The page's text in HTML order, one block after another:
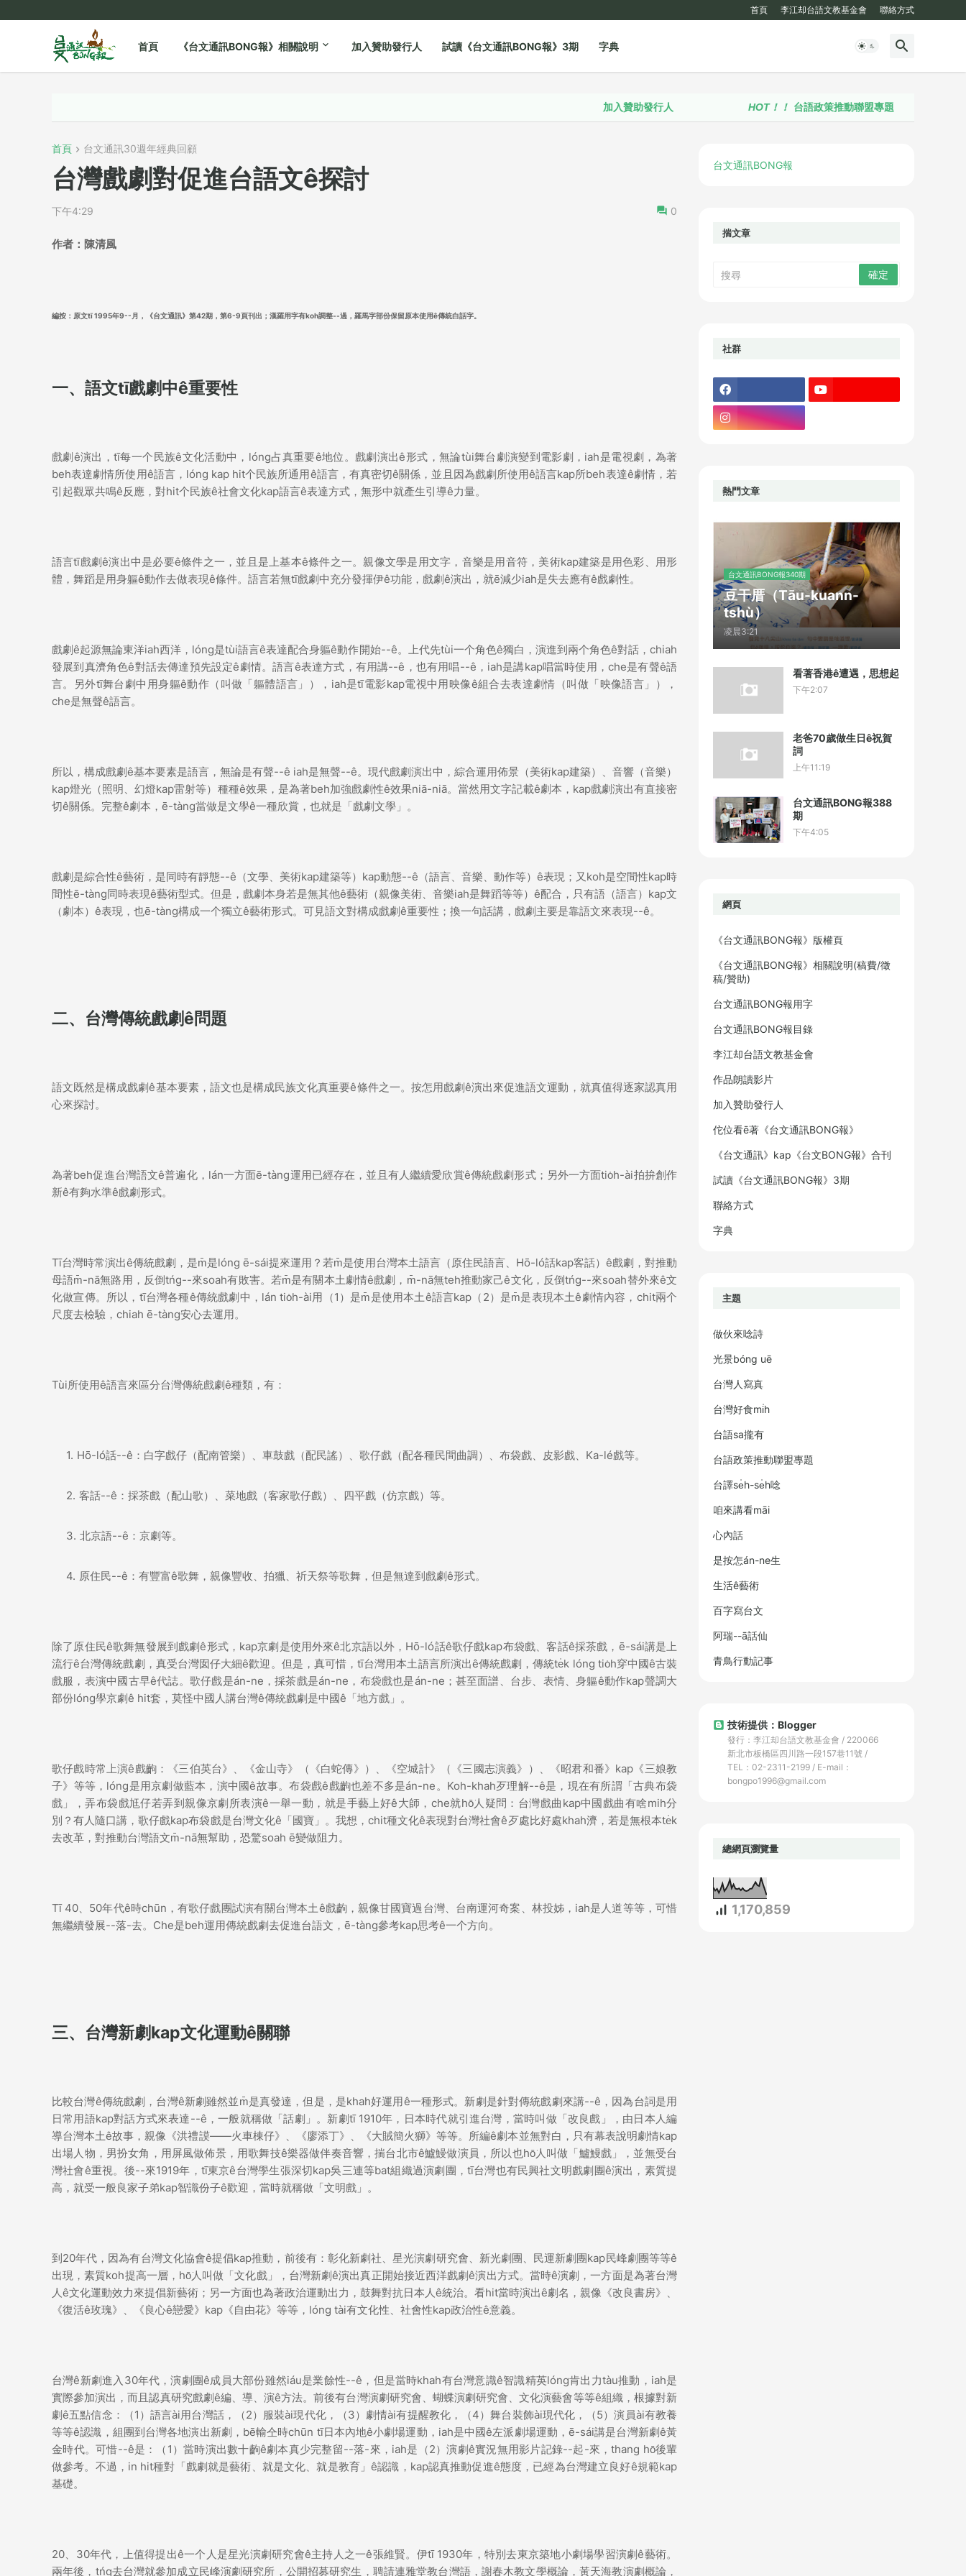
首頁 李江却台語文教基金會 聯絡方式
首頁 《台文通訊BONG報》相關說明 加入贊助發行人 試讀《台文通訊BONG報》3期 字典
加入贊助發行人 台語政策推動聯盟專題
首頁 台文通訊30週年經典回顧
台灣戲劇對促進台語文ê探討
下午4:29 0
作者：陳清風
編按：原文tī 1995年9--月，《台文通訊》第42期，第6-9頁刊出；漢羅用字有koh調整--過，羅馬字部份保留原本使用ê傳統白話字。
一、語文tī戲劇中ê重要性
戲劇ê演出，tī每一个民族ê文化活動中，lóng占真重要ê地位。戲劇演出ê形式，無論tùi舞台劇演變到電影劇，iah是電視劇，為著
beh表達劇情所使用ê語言，lóng kap hit个民族所通用ê語言，有真密切ê關係，並且因為戲劇所使用ê語言kap所beh表達ê劇情，若
引起觀眾共鳴ê反應，對hit个民族ê社會文化kap語言ê表達方式，無形中就產生引導ê力量。
語言tī戲劇ê演出中是必要ê條件之一，並且是上基本ê條件之一。親像文學是用文字，音樂是用音符，美術kap建築是用色彩、用形
體，舞蹈是用身軀ê動作去做表現ê條件。語言若無tī戲劇中充分發揮伊ê功能，戲劇ê演出，就ē減少iah是失去應有ê戲劇性。
戲劇ê起源無論東洋iah西洋，lóng是tùi語言ê表達配合身軀ê動作開始--ê。上代先tùi一个角色ê獨白，演進到兩个角色ê對話，chiah
發展到真濟角色ê對話去傳達預先設定ê劇情。語言ê表達方式，有用講--ê，也有用唱--ê，iah是講kap唱當時使用，che是有聲ê語
言。另外tī舞台劇中用身軀ê動作（叫做「軀體語言」），iah是tī電影kap電視中用映像ê組合去表達劇情（叫做「映像語言」），
che是無聲ê語言。
所以，構成戲劇ê基本要素是語言，無論是有聲--ê iah是無聲--ê。現代戲劇演出中，綜合運用佈景（美術kap建築）、音響（音樂）
kap燈光（照明、幻燈kap雷射等）種種ê效果，是為著beh加強戲劇性ê效果niā-niā。當然用文字記載ê劇本，kap戲劇演出有直接密
切ê關係。完整ê劇本，ē-tàng當做是文學ê一種欣賞，也就是「戲劇文學」。
戲劇是綜合性ê藝術，是同時有靜態--ê（文學、美術kap建築等）kap動態--ê（語言、音樂、動作等）ê表現；又koh是空間性kap時
間性ē-tàng同時表現ê藝術型式。但是，戲劇本身若是無其他ê藝術（親像美術、音樂iah是舞蹈等等）ê配合，只有語（語言）kap文
（劇本）ê表現，也ē-tàng構成一个獨立ê藝術形式。可見語文對構成戲劇ê重要性；換一句話講，戲劇主要是靠語文來表現--ê。
二、台灣傳統戲劇ê問題
語文既然是構成戲劇ê基本要素，語文也是構成民族文化真重要ê條件之一。按怎用戲劇ê演出來促進語文運動，就真值得逐家認真用
心來探討。
為著beh促進台灣語文ê普遍化，lán一方面ē-tàng運用已經存在，並且有人繼續愛欣賞ê傳統戲劇形式；另外一方面tio̍h-ài拍拚創作
新ê有夠水準ê戲劇形式。
Tī台灣時常演出ê傳統戲劇，是m̄是lóng ē-sái提來運用？若m̄是使用台灣本土語言（原住民語言、Hō-ló話kap客話）ê戲劇，對推動
母語m̄-nā無路用，反倒tńg--來soah有敗害。若m̄是有關本土劇情ê戲劇，m̄-nā無teh推動家己ê文化，反倒tńg--來soah替外來ê文
化做宣傳。所以，tī台灣各種ê傳統戲劇中，lán tio̍h-ài用（1）是m̄是使用本土ê語言kap（2）是m̄是表現本土ê劇情內容，chit兩个
尺度去檢驗，chiah ē-tàng安心去運用。
Tùi所使用ê語言來區分台灣傳統戲劇ê種類，有：
Hō-ló話--ê：白字戲仔（配南管樂）、車鼓戲（配民謠）、歌仔戲（配各種民間曲調）、布袋戲、皮影戲、Ka-lé戲等。
客話--ê：採茶戲（配山歌）、菜地戲（客家歌仔戲）、四平戲（仿京戲）等。
北京語--ê：京劇等。
原住民--ê：有豐富ê歌舞，親像豐收、拍獵、祈天祭等歌舞，但是無達到戲劇ê形式。
除了原住民ê歌舞無發展到戲劇ê形式，kap京劇是使用外來ê北京語以外，Hō-ló話ê歌仔戲kap布袋戲、客話ê採茶戲，ē-sái講是上
流行ê台灣傳統戲劇，真受台灣囡仔大細ê歡迎。但是，真可惜，tī台灣用本土語言所演出ê傳統戲劇，傳統te̍k lóng tio̍h穿中國ê古裝
戲服，表演中國古早ê代誌。歌仔戲是án-ne，採茶戲是án-ne，布袋戲也是án-ne；甚至面譜、台步、表情、身軀ê動作kap聲調大
部份lóng學京劇ê hit套，莫怪中國人講台灣ê傳統戲劇是中國ê「地方戲」。
歌仔戲時常上演ê戲齣：《三伯英台》、《金山寺》（《白蛇傳》）、《空城計》（《三國志演義》）、《昭君和番》kap《三娘教
子》等等，lóng是用京劇做藍本，演中國ê故事。布袋戲ê戲齣也差不多是án-ne。Koh-khah歹理解--ê是，現在有所謂「古典布袋
戲」，弄布袋戲尪仔若弄到親像京劇所表演ê一舉一動，就是手藝上好ê大師，che就hō͘人疑問：台灣戲曲kap中國戲曲有啥mih分
別？有人隨口講，歌仔戲kap布袋戲是台灣文化ê「國寶」。我想，chit種文化ê表現對台灣社會ê歹處比好處khah濟，若是無根本te̍k
去改革，對推動台灣語文m̄-nā無幫助，恐驚soah ē變做阻力。
Tī 40、50年代ê時chūn，有歌仔戲團試演有關台灣本土ê戲齣，親像甘國寶過台灣、台南運河奇案、林投姊，iah是人道等等，可惜
無繼續發展--落-去。Che是beh運用傳統戲劇去促進台語文，ē-tàng參考kap思考ê一个方向。
三、台灣新劇kap文化運動ê關聯
比較台灣ê傳統戲劇，台灣ê新劇雖然並m̄是真發達，但是，是khah好運用ê一種形式。新劇是針對傳統戲劇來講--ê，因為台詞是用
日常用語kap對話方式來表達--ê，一般就稱做「話劇」。新劇tī 1910年，日本時代就引進台灣，當時叫做「改良戲」，由日本人編
導台灣本土ê故事，親像《洪禮謨——火車棟仔》、《廖添丁》、《大賊簡火獅》等等。所編ê劇本並無對白，只有幕表說明劇情kap
出場人物，男扮女角，用屏風做佈景，用歌舞技ê樂器做伴奏音響，揣台北市ê鱸鰻做演員，所以也hō͘人叫做「鱸鰻戲」，並無受台
灣社會ê重視。後--來1919年，tī東京ê台灣學生張深切kap吳三連等bat組織過演劇團，tī台灣也有民興社文明戲劇團ê演出，素質提
高，就受一般良家子弟kap智識份子ê歡迎，當時就稱做「文明戲」。
到20年代，因為有台灣文化協會ê提倡kap推動，前後有：彰化新劇社、星光演劇研究會、新光劇團、民運新劇團kap民峰劇團等等ê
出現，素質koh提高一層，hō͘人叫做「文化戲」，台灣新劇ê演出真正開始接近西洋戲劇ê演出方式。當時ê演劇，一方面是為著台灣
人ê文化運動效力來提倡新藝術；另一方面也為著政治運動出力，鼓舞對抗日本人ê統治。看hit當時演出ê劇名，親像《改良書房》、
《復活ê玫瑰》、《良心ê戀愛》kap《自由花》等等，lóng tài有文化性、社會性kap政治性ê意義。
台灣ê新劇進入30年代，演劇團ê成員大部份雖然iáu是業餘性--ê，但是當時khah有台灣意識ê智識精英lóng肯出力tàu推動，iah是
實際參加演出，而且認真研究戲劇ê編、導、演ê方法。前後有台灣演劇研究會、蝴蝶演劇研究會、文化演藝會等等ê組織，根據對新
劇ê五點信念：（1）語言ài用台灣話，（2）服裝ài現代化，（3）劇情ài有提醒教化，（4）舞台裝飾ài現代化，（5）演員ài有教養
等等ê認識，組團到台灣各地演出新劇，bē輸仝時chūn tī日本內地ê小劇場運動，iah是中國ê左派劇場運動，ē-sái講是台灣新劇ê黃
金時代。可惜--ê是：（1）當時演出數十齣ê劇本真少完整留--落-來，iah是（2）演劇ê實況無用影片記錄--起-來，thang hō͘後輩
做參考。不過，in hit種對「戲劇就是藝術、就是文化、就是教育」ê認識，kap認真推動促進ê態度，已經為台灣建立良好ê規範kap
基礎。
20、30年代，上值得提出ê一个人是星光演劇研究會ê主持人之一ê張維賢。伊tī 1930年，特別去東京築地小劇場學習演劇ê藝術。
兩年後，tńg去台灣就參加成立民峰演劇研究所，公開招募研究生，聘請連雅堂教台灣語，謝春木教文學概論，黃天海教演劇概論，
台文通訊BONG報
揣文章
社群
熱門文章
台文通訊BONG報340期
豆干厝（Tāu-kuann-
tshù）
凌晨3:21
看著香港ê遭遇，思想起
下午2:07
老爸70歲做生日ê祝賀
詞
上午11:19
台文通訊BONG報388
期
下午4:05
網頁
《台文通訊BONG報》版權頁
《台文通訊BONG報》相關說明(稿費/徵
稿/贊助)
台文通訊BONG報用字
台文通訊BONG報目錄
李江却台語文教基金會
作品朗讀影片
加入贊助發行人
佗位看ē著《台文通訊BONG報》
《台文通訊》kap《台文BONG報》合刊
試讀《台文通訊BONG報》3期
聯絡方式
字典
主題
做伙來唸詩
光景bóng uē
台灣人寫真
台灣好食mi̍h
台語sa攏有
台語政策推動聯盟專題
台譯se̍h-se̍h唸
咱來講看māi
心內話
是按怎án-ne生
生活ê藝術
百字寫台文
阿瑞--ā話仙
青鳥行動記事
技術提供：Blogger
發行：李江却台語文教基金會 / 220066
新北市板橋區四川路一段157巷11號 /
TEL：02-2311-2199 / E-mail：
bongpo1996@gmail.com
總網頁瀏覽量
1,170,859